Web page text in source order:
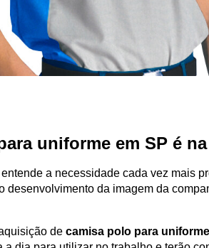
uniforme em SP é
entende a necessidade cada vez mais
desenvolvimento da imagem da
de camisa polo para